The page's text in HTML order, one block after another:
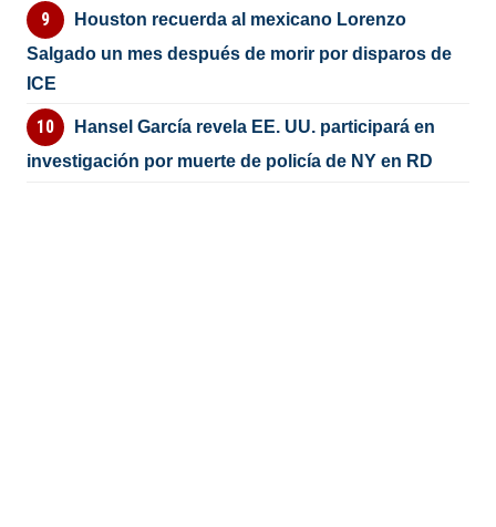
Houston recuerda al mexicano Lorenzo
Salgado un mes después de morir por disparos de
ICE
Hansel García revela EE. UU. participará en
investigación por muerte de policía de NY en RD